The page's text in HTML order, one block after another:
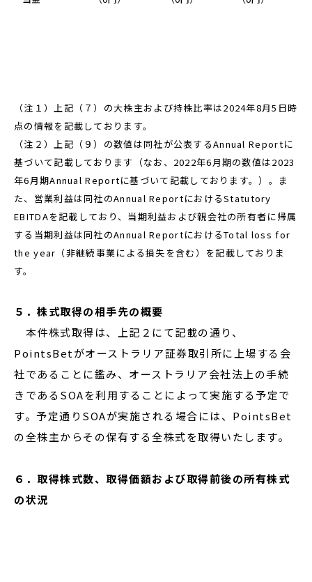
（注１）上記（７）の大株主および持株比率は2024年8月5日時
点の情報を記載しております。
（注２）上記（９）の数値は同社が公表するAnnual Reportに
基づいて記載しております（なお、2022年6月期の数値は2023
年6月期Annual Reportに基づいて記載しております。）。ま
た、営業利益は同社のAnnual ReportにおけるStatutory
EBITDAを記載しており、当期利益および親会社の所有者に帰属
する当期利益は同社のAnnual ReportにおけるTotal loss for
the year（非継続事業による損失を含む）を記載しておりま
す。
５．株式取得の相手先の概要
本件株式取得は、上記２にて記載の通り、
PointsBetがオーストラリア証券取引所に上場する会
社であることに鑑み、オーストラリア会社法上の手続
きであるSOAを利用することによって実施する予定で
す。予定通りSOAが実施される場合には、PointsBet
の全株主からその保有する全株式を取得いたします。
６．取得株式数、取得価額および取得前後の所有株式
の状況